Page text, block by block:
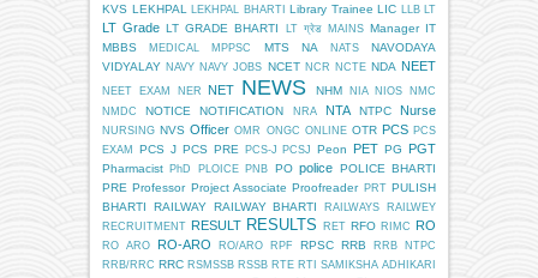
KVS LEKHPAL LEKHPAL BHARTI Library Trainee LIC LLB LT
LT Grade LT GRADE BHARTI LT ग्रेड MAINS Manager IT
MBBS
MEDICAL MPPSC MTS NA NATS
NAVODAYA
VIDYALAY NAVY NAVY JOBS NCET NCR NCTE NDA NEET
NEET EXAM NER NET NEWS NHM NIA NIOS
NMC
NMDC
NOTICE NOTIFICATION NRA NTA NTPC Nurse
NURSING NVS Officer OMR ONGC ONLINE OTR PCS PCS
EXAM
PCS J PCS PRE PCS-J PCSJ Peon PET PG PGT
Pharmacist PhD PLOICE PNB PO police POLICE BHARTI
PRE Professor Project Associate Proofreader PRT PULISH
BHARTI
RAILWAY RAILWAY BHARTI RAILWAYS
RAILWEY
RECRUITMENT RESULT RESULTS RET RFO RIMC RO
RO ARO RO-ARO RO/ARO RPF RPSC RRB
RRB NTPC
RRB/RRC RRC RSMSSB RSSB RTE RTI SAMIKSHA ADHIKARI